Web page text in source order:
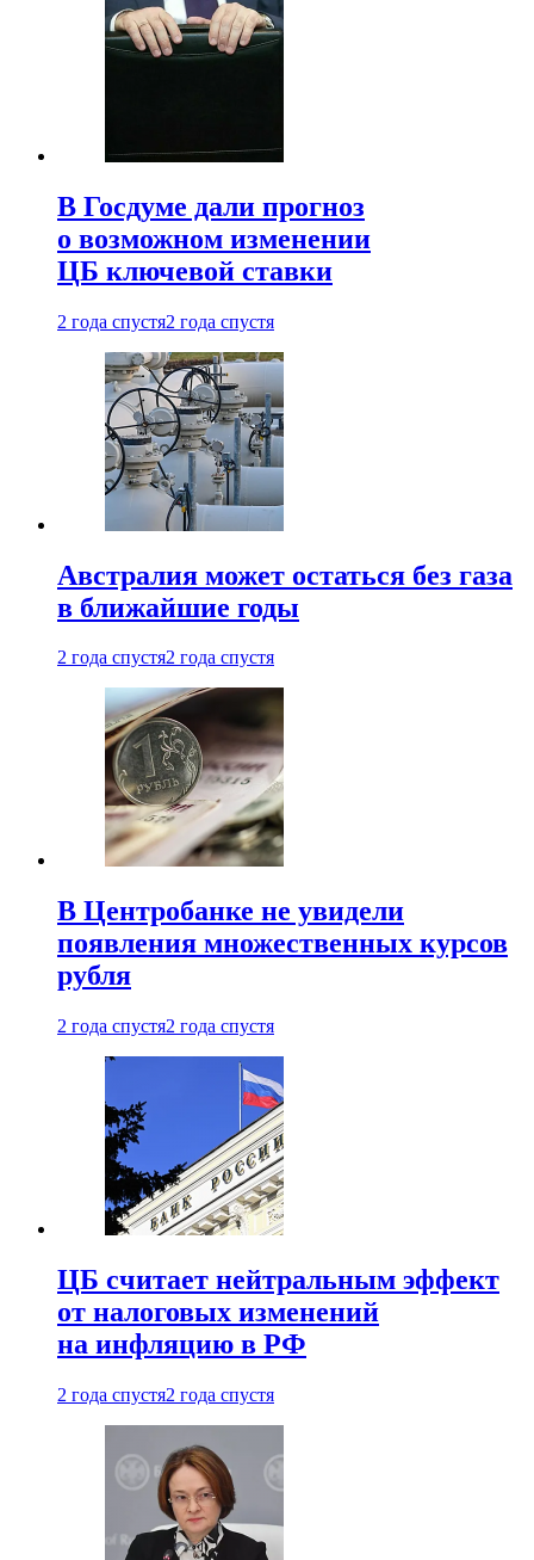
В Госдуме дали прогноз
о возможном изменении
ЦБ ключевой ставки
2 года спустя2 года спустя
Австралия может остаться без газа
в ближайшие годы
2 года спустя2 года спустя
В Центробанке не увидели
появления множественных курсов
рубля
2 года спустя2 года спустя
ЦБ считает нейтральным эффект
от налоговых изменений
на инфляцию в РФ
2 года спустя2 года спустя